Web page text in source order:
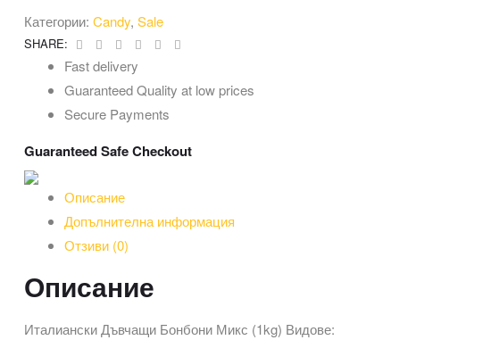
Микс
(1kg)
Категории: Candy, Sale
SHARE: Facebook
TwitterLinkedinGoogle+Pinterest
Fast delivery
Guaranteed Quality at low prices
Secure Payments
Guaranteed Safe Checkout
Описание
Допълнителна информация
Отзиви (0)
Описание
Италиански Дъвчащи Бонбони Микс (1kg) Видове: